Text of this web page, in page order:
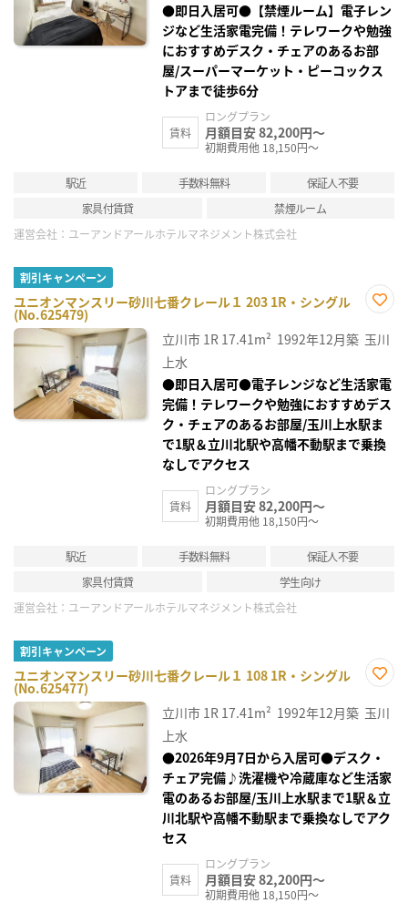
●即日入居可●【禁煙ルーム】電子レン
ジなど生活家電完備！テレワークや勉強
におすすめデスク・チェアのあるお部
屋/スーパーマーケット・ピーコックス
トアまで徒歩6分
賃料
ロングプラン
月額目安 82,200円～
初期費用他 18,150円～
駅近 手数料無料
保証人不要
家具付賃貸
禁煙ルーム
運営会社： ユーアンドアールホテルマネジメント株式会社
割引キャンペーン
ユニオンマンスリー砂川七番クレール１ 203 1R・シングル
(No.625479)
に入
り登
立川市 1R 17.41m² 1992年12月築 玉川
上水
●即日入居可●電子レンジなど生活家電
完備！テレワークや勉強におすすめデス
ク・チェアのあるお部屋/玉川上水駅ま
で1駅＆立川北駅や高幡不動駅まで乗換
なしでアクセス
賃料
ロングプラン
月額目安 82,200円～
初期費用他 18,150円～
駅近 手数料無料
保証人不要
家具付賃貸
学生向け
運営会社： ユーアンドアールホテルマネジメント株式会社
割引キャンペーン
ユニオンマンスリー砂川七番クレール１ 108 1R・シングル
(No.625477)
に入
り登
立川市 1R 17.41m² 1992年12月築 玉川
上水
●2026年9月7日から入居可●デスク・
チェア完備♪洗濯機や冷蔵庫など生活家
電のあるお部屋/玉川上水駅まで1駅＆立
川北駅や高幡不動駅まで乗換なしでアク
セス
賃料
ロングプラン
月額目安 82,200円～
初期費用他 18,150円～